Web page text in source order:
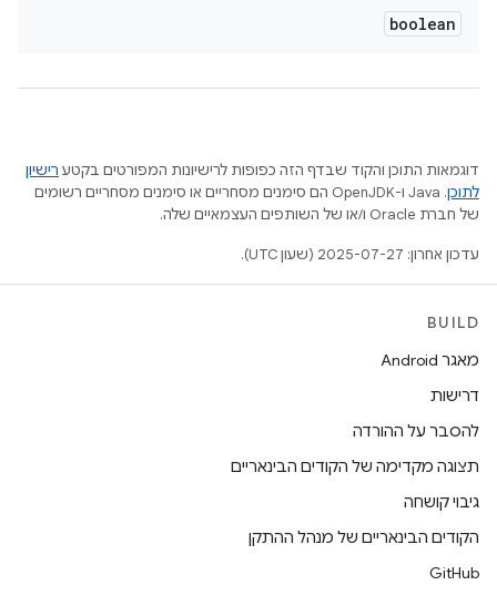
boolean
דוגמאות התוכן והקוד שבדף הזה כפופות לרישיונות המפורטים בקטע רישיון
לתוכן
.‏ Java ו-OpenJDK הם סימנים מסחריים או סימנים מסחריים רשומים
של חברת Oracle ו/או של השותפים העצמאיים שלה.
עדכון אחרון: 2025-07-27 (שעון UTC).
BUILD
מאגר Android
דרישות
להסבר על ההורדה
תצוגה מקדימה של הקודים הבינאריים
גיבוי קושחה
הקודים הבינאריים של מנהל ההתקן
GitHub